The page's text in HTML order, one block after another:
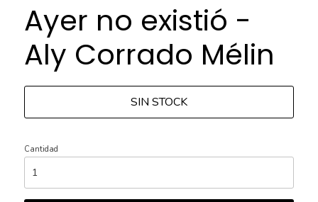
Ayer no existió -
Aly Corrado Mélin
SIN STOCK
Cantidad